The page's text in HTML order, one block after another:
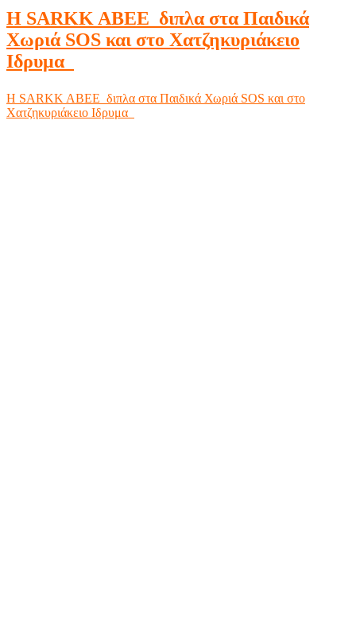
Η SARKK ABEE διπλα στα Παιδικά
Χωριά SOS και στο Χατζηκυριάκειο
Ιδρυμα
Η SARKK ABEE διπλα στα Παιδικά Χωριά SOS και στο
Χατζηκυριάκειο Ιδρυμα